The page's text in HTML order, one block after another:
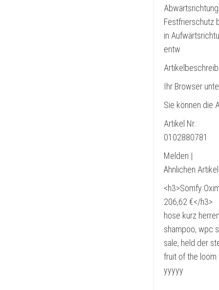
Festfrierschutz
in
entw
Ihr Browser
Sie können die
Artikel Nr.:
0102880781
Melden |
Ähnlichen
<h3>Somfy
206,62 €</h3>
hose kurz
shampoo, wpc
sale, held der
fruit of the loom
yyyyy